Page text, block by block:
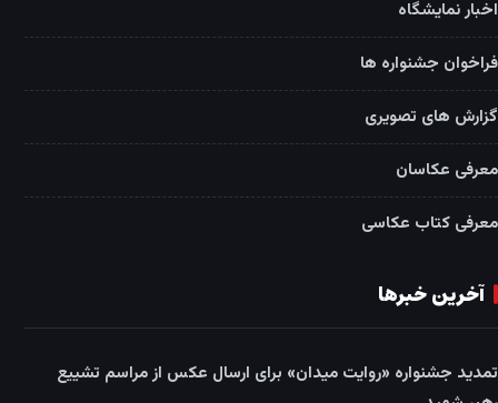
اخبار نمایشگاه
فراخوان جشنواره ها
گزارش های تصویری
معرفی عکاسان
معرفی کتاب عکاسی
آخرین خبرها
تمدید جشنواره «روایت میدان» برای ارسال عکس از مراسم تشییع